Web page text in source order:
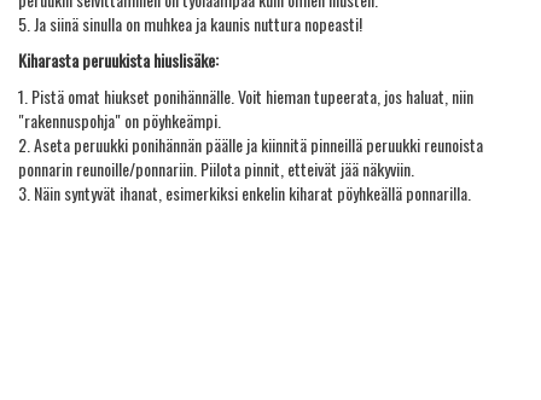
5. Ja siinä sinulla on muhkea ja kaunis nuttura nopeasti!
Kiharasta peruukista hiuslisäke:
1. Pistä omat hiukset ponihännälle. Voit hieman tupeerata, jos haluat, niin
"rakennuspohja" on pöyhkeämpi.
2. Aseta peruukki ponihännän päälle ja kiinnitä pinneillä peruukki reunoista
ponnarin reunoille/ponnariin. Piilota pinnit, etteivät jää näkyviin.
3. Näin syntyvät ihanat, esimerkiksi enkelin kiharat pöyhkeällä ponnarilla.